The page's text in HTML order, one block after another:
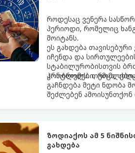
როდესაც ვენერა
პერიოდი, რომელიც
მოიტანს.
ეს გახდება
იჩენდა და
სტაბილურობისთვის
კონტროლს. თუმცა,
პრობლემები,
გაჩნდება მეტი ნდობა
შეძლებენ
ზოდიაქოს ამ 5
გახდება